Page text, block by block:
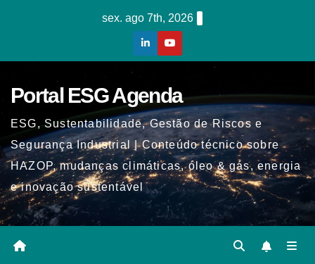
sex. ago 7th, 2026
Portal ESG Agenda
ESG, Sustentabilidade, Gestão de Riscos e
Segurança Industrial | Conteúdo técnico sobre
HAZOP, mudanças climáticas, óleo & gás, energia
e inovação sustentável